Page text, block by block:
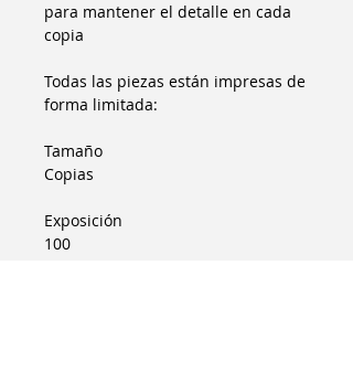
para mantener el detalle en cada
copia
Todas las piezas están impresas de
forma limitada:
Tamaño
Copias
Exposición
100